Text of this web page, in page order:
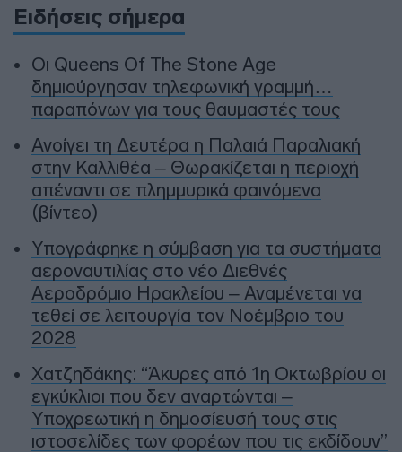
Ειδήσεις σήμερα
Οι Queens Of The Stone Age
δημιούργησαν τηλεφωνική γραμμή…
παραπόνων για τους θαυμαστές τους
Ανοίγει τη Δευτέρα η Παλαιά Παραλιακή
στην Καλλιθέα – Θωρακίζεται η περιοχή
απέναντι σε πλημμυρικά φαινόμενα
(βίντεο)
Υπογράφηκε η σύμβαση για τα συστήματα
αεροναυτιλίας στο νέο Διεθνές
Αεροδρόμιο Ηρακλείου – Αναμένεται να
τεθεί σε λειτουργία τον Νοέμβριο του
2028
Χατζηδάκης: “Άκυρες από 1η Οκτωβρίου οι
εγκύκλιοι που δεν αναρτώνται –
Υποχρεωτική η δημοσίευσή τους στις
ιστοσελίδες των φορέων που τις εκδίδουν”